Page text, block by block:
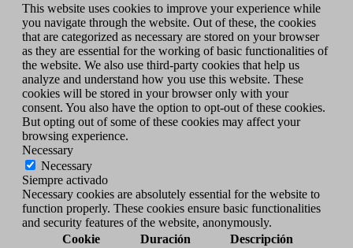
This website uses cookies to improve your experience while
you navigate through the website. Out of these, the cookies
that are categorized as necessary are stored on your browser
as they are essential for the working of basic functionalities of
the website. We also use third-party cookies that help us
analyze and understand how you use this website. These
cookies will be stored in your browser only with your
consent. You also have the option to opt-out of these cookies.
But opting out of some of these cookies may affect your
browsing experience.
Necessary
Necessary
Siempre activado
Necessary cookies are absolutely essential for the website to
function properly. These cookies ensure basic functionalities
and security features of the website, anonymously.
Cookie
Duración Descripción